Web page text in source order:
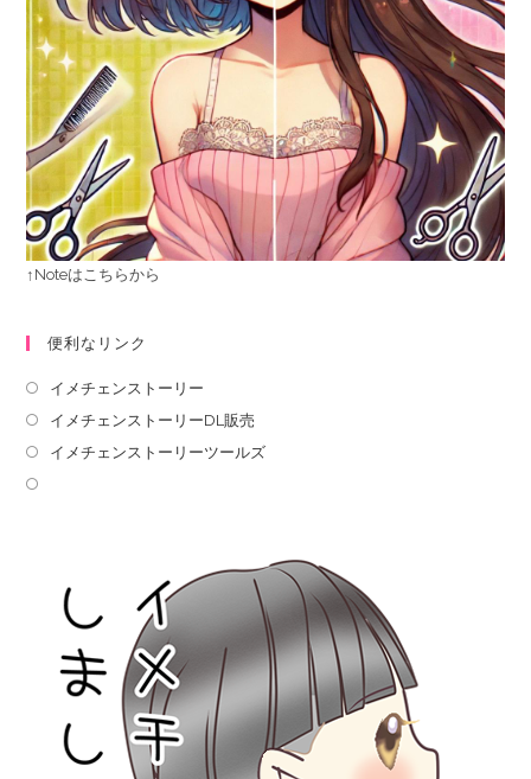
↑Noteはこちらから
便利なリンク
イメチェンストーリー
イメチェンストーリーDL販売
イメチェンストーリーツールズ